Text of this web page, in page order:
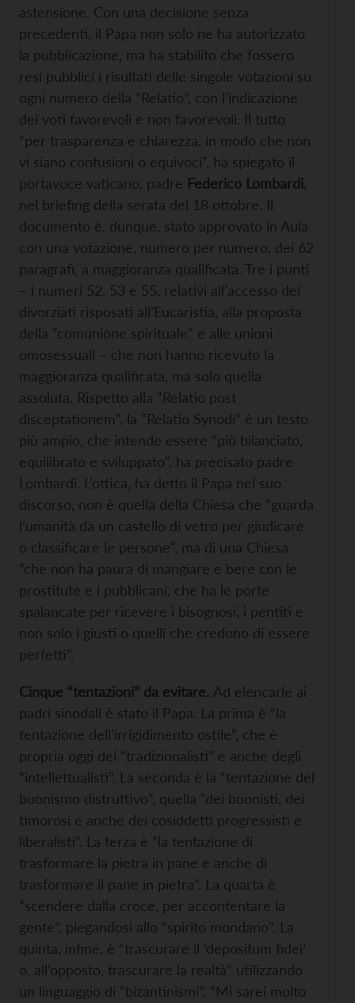
astensione. Con una decisione senza
precedenti, il Papa non solo ne ha autorizzato
la pubblicazione, ma ha stabilito che fossero
resi pubblici i risultati delle singole votazioni su
ogni numero della “Relatio”, con l’indicazione
dei voti favorevoli e non favorevoli. Il tutto
“per trasparenza e chiarezza, in modo che non
vi siano confusioni o equivoci”, ha spiegato il
portavoce vaticano, padre Federico Lombardi
nel briefing della serata del 18 ottobre. Il
documento è, dunque, stato approvato in Aula
con una votazione, numero per numero, dei 62
paragrafi, a maggioranza qualificata. Tre i punti
– i numeri 52, 53 e 55, relativi all’accesso dei
divorziati risposati all’Eucaristia, alla proposta
della “comunione spirituale” e alle unioni
omosessuali – che non hanno ricevuto la
maggioranza qualificata, ma solo quella
assoluta. Rispetto alla “Relatio post
disceptationem”, la “Relatio Synodi” è un testo
più ampio, che intende essere “più bilanciato,
equilibrato e sviluppato”, ha precisato padre
Lombardi. L’ottica, ha detto il Papa nel suo
discorso, non è quella della Chiesa che “guarda
l’umanità da un castello di vetro per giudicare
o classificare le persone”, ma di una Chiesa
“che non ha paura di mangiare e bere con le
prostitute e i pubblicani, che ha le porte
spalancate per ricevere i bisognosi, i pentiti e
non solo i giusti o quelli che credono di essere
perfetti”.
Cinque “tentazioni” da evitare. Ad elencarle ai
padri sinodali è stato il Papa. La prima è “la
tentazione dell’irrigidimento ostile”, che è
propria oggi dei “tradizionalisti” e anche degli
“intellettualisti”. La seconda è la “tentazione del
buonismo distruttivo”, quella “dei buonisti, dei
timorosi e anche dei cosiddetti progressisti e
liberalisti”. La terza è “la tentazione di
trasformare la pietra in pane e anche di
trasformare il pane in pietra”. La quarta è
“scendere dalla croce, per accontentare la
gente”, piegandosi allo “spirito mondano”. La
quinta, infine, è “trascurare il ‘depositum fidei’
o, all’opposto, trascurare la realtà” utilizzando
un linguaggio di “bizantinismi”. “Mi sarei molto